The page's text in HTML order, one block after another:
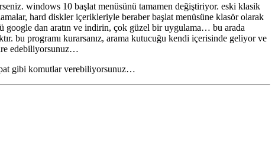
windows 10 başlat menüsünü tamamen değiştiriyor. eski klasik
hard diskler içerikleriyle beraber başlat menüsüne klasör olarak
ü google dan aratın ve indirin, çok güzel bir uygulama… bu arada
bu programı kurarsanız, arama kutucuğu kendi içerisinde geliyor ve
edebiliyorsunuz…
gibi komutlar verebiliyorsunuz…